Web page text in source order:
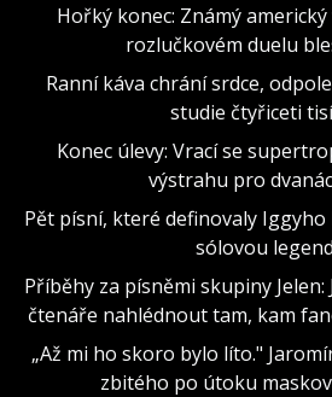
Hořký konec: Známý
rozlučkovém duelu
Ranní káva chrání srdce,
studie čtyřiceti
Konec úlevy: Vrací se
výstrahu pro
Pět písní, které definovaly Iggyho
sólovou
Příběhy za písněmi skupiny Jelen:
čtenáře nahlédnout tam, kam
„Až mi ho skoro bylo líto."
zbitého po útoku